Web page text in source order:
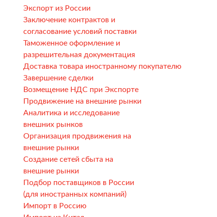
Экспорт из России
Заключение контрактов и
согласование условий поставки
Таможенное оформление и
разрешительная документация
Доставка товара иностранному покупателю
Завершение сделки
Возмещение НДС при Экспорте
Продвижение на внешние рынки
Аналитика и исследование
внешних рынков
Организация продвижения на
внешние рынки
Создание сетей сбыта на
внешние рынки
Подбор поставщиков в России
(для иностранных компаний)
Импорт в Россию